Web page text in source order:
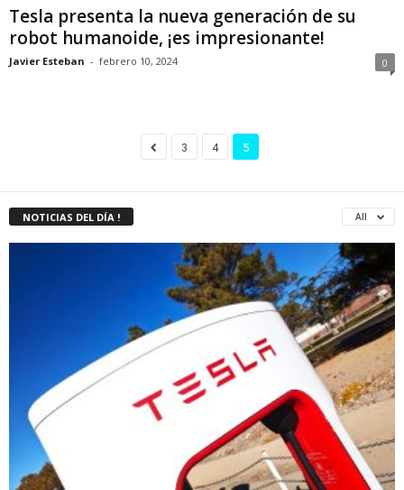
Tesla presenta la nueva generación de su
robot humanoide, ¡es impresionante!
Javier Esteban - febrero 10, 2024 0
3 4 5
NOTICIAS DEL DÍA ! All